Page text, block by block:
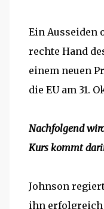
Ein Ausseiden
rechte Hand
einem neuen
die EU am 31.
Nachfolgend
Kurs kommt
Johnson
ihn erfolgreich